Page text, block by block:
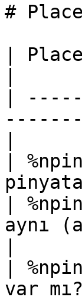
#
|
|
|
|
aynı
|
var